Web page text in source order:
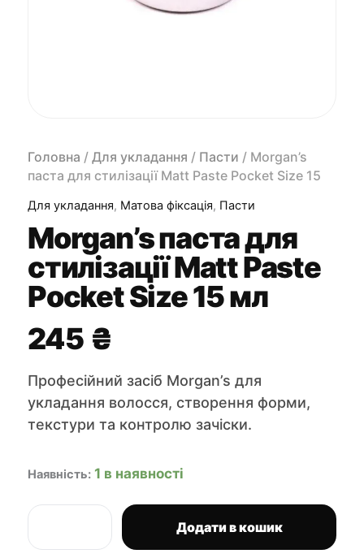
Головна / Для укладання / Пасти / Morgan’s
паста для стилізації Matt Paste Pocket Size 15
Для укладання, Матова фіксація, Пасти
Morgan’s паста для
стилізації Matt Paste
Pocket Size 15 мл
245 ₴
Професійний засіб Morgan’s для
укладання волосся, створення форми,
текстури та контролю зачіски.
Наявність: 1 в наявності
паста
Додати в кошик